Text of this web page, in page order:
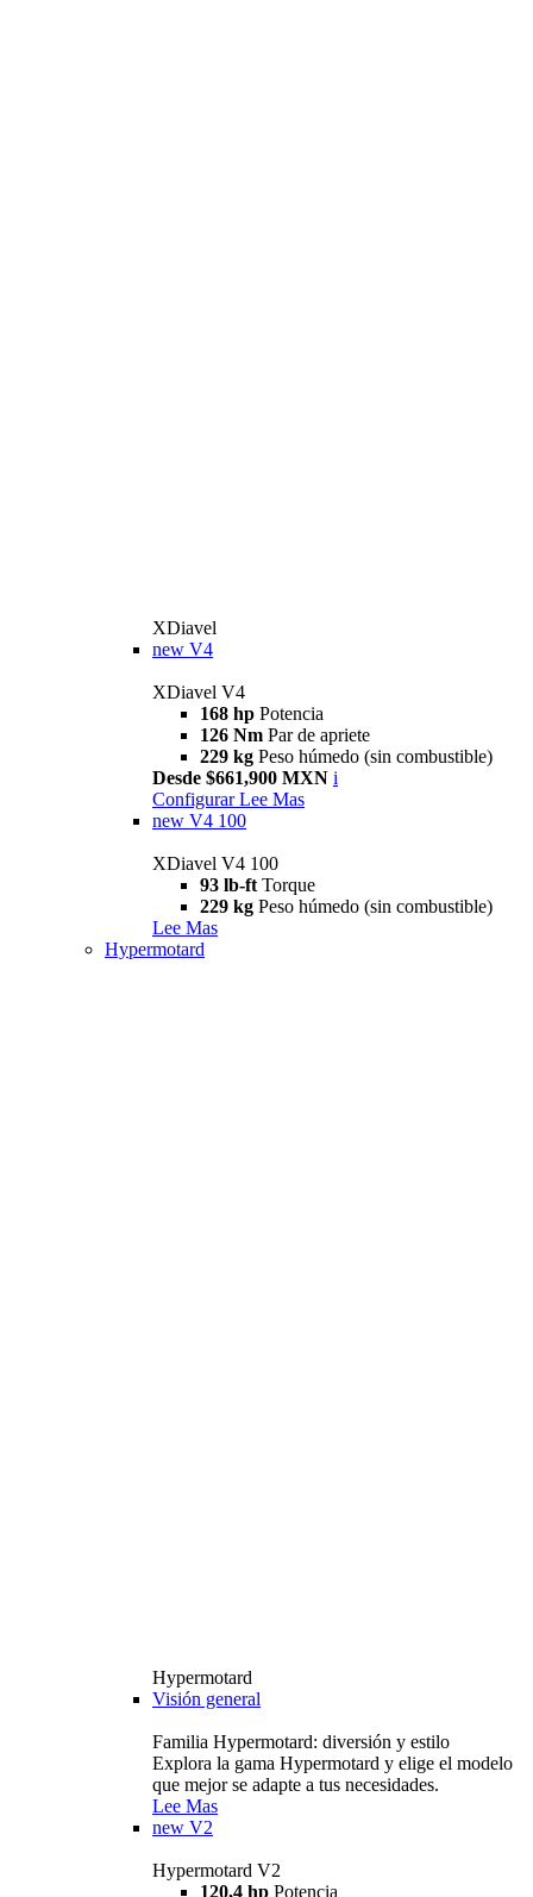
XDiavel
new V4
XDiavel V4
168 hp Potencia
126 Nm Par de apriete
229 kg Peso húmedo (sin combustible)
Desde $661,900 MXN i
Configurar Lee Mas
new V4 100
XDiavel V4 100
93 lb-ft Torque
229 kg Peso húmedo (sin combustible)
Lee Mas
Hypermotard
Hypermotard
Visión general
Familia Hypermotard: diversión y estilo
Explora la gama Hypermotard y elige el modelo
que mejor se adapte a tus necesidades.
Lee Mas
new V2
Hypermotard V2
120,4 hp Potencia